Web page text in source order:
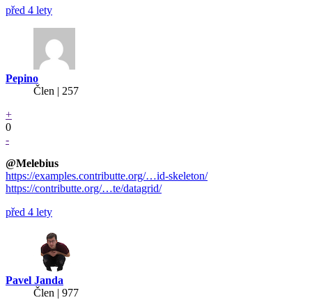
před 4 lety
Pepino
Člen | 257
+
0
-
@Melebius
https://examples.contributte.org/…id-skeleton/
https://contributte.org/…te/datagrid/
před 4 lety
Pavel Janda
Člen | 977